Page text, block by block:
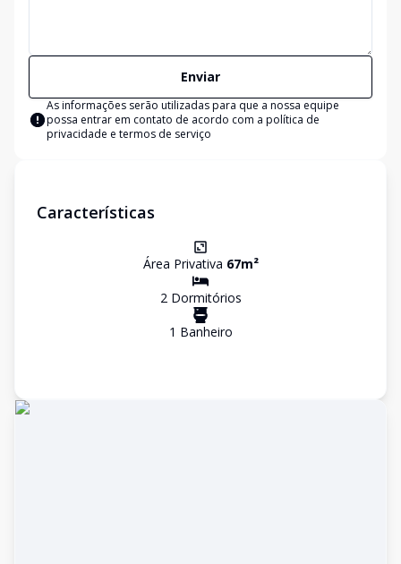
Enviar
As informações serão utilizadas para que a nossa equipe
possa entrar em contato de acordo com a política de
privacidade e termos de serviço
Características
Área Privativa 67m²
2Dormitórios
1 Banheiro